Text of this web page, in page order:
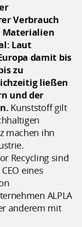
Verbrauch
Materialien
Laut
damit bis
zu
ließen
und der
Kunststoff gilt
machen ihn
Recycling sind
eines
ALPLA
anderem mit